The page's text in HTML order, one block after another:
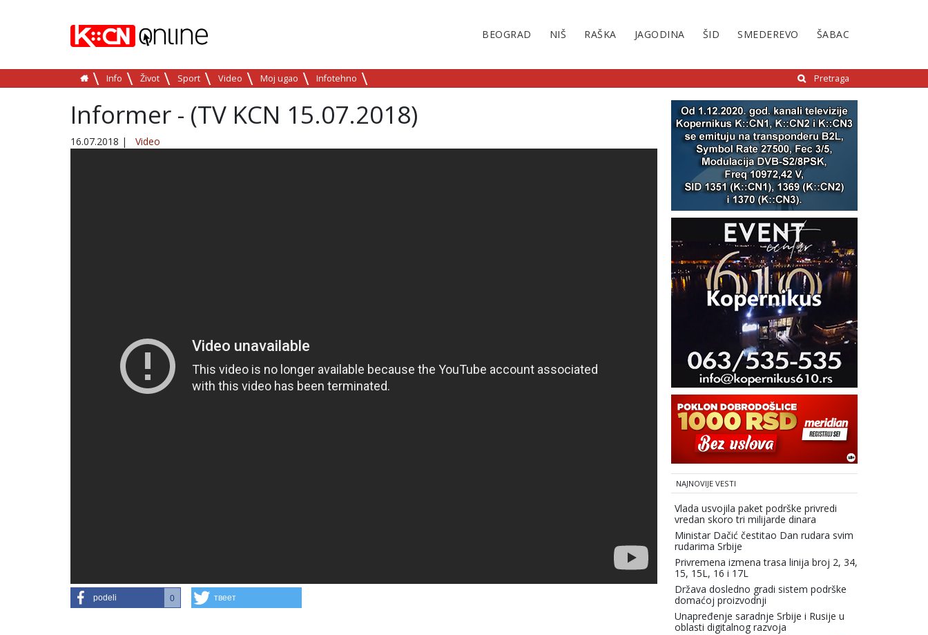
BEOGRAD NIŠ RAŠKA JAGODINA ŠID SMEDEREVO ŠABAC
Info Život Sport Video Moj ugao Infotehno Pretraga
Informer - (TV KCN 15.07.2018)
16.07.2018 | Video
podeli 0 твеет
NAJNOVIJE VESTI
Vlada usvojila paket podrške privredi
vredan skoro tri milijarde dinara
Ministar Dačić čestitao Dan rudara svim
rudarima Srbije
Privremena izmena trasa linija broj 2, 34,
15, 15L, 16 i 17L
Država dosledno gradi sistem podrške
domaćoj proizvodnji
Unapređenje saradnje Srbije i Rusije u
oblasti digitalnog razvoja